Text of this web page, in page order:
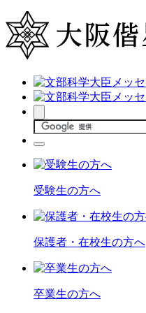
受験生の方へ
保護者・在校生の方へ
卒業生の方へ